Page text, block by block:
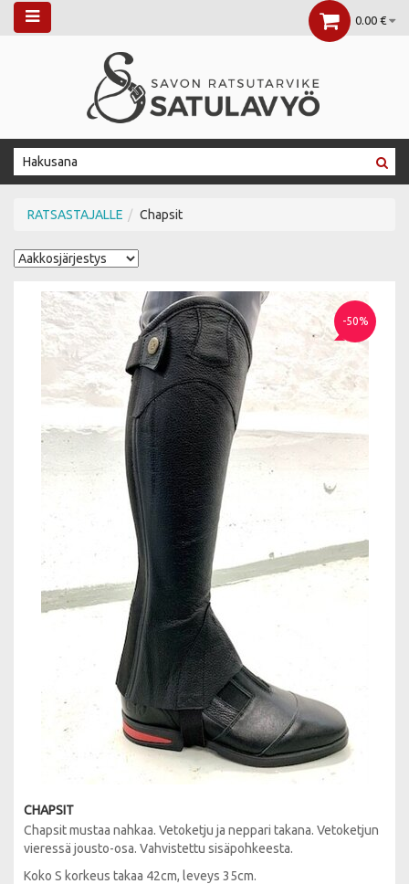
0.00 €
RATSASTAJALLE Chapsit
-50%
CHAPSIT
Chapsit mustaa nahkaa. Vetoketju ja neppari takana. Vetoketjun
vieressä jousto-osa. Vahvistettu sisäpohkeesta.
Koko S korkeus takaa 42cm, leveys 35cm.